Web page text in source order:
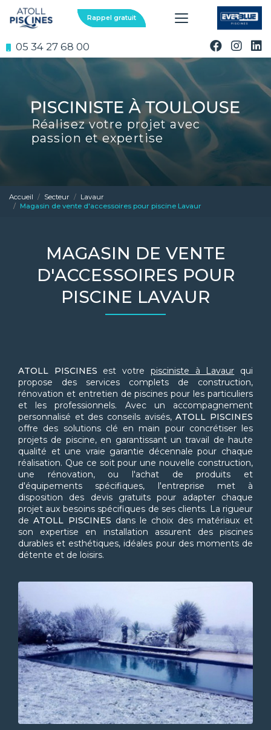
au
contenu
05 34 27 68 00
Rappel gratuit
Réalisez votre projet avec
passion et expertise
Accueil Secteur
Lavaur
Magasin de vente d'accessoires pour piscine Lavaur
MAGASIN DE VENTE
D'ACCESSOIRES POUR
PISCINE LAVAUR
ATOLL PISCINES est votre pisciniste à Lavaur qui
propose des services complets de construction,
rénovation et entretien de piscines pour les particuliers
et les professionnels. Avec un accompagnement
personnalisé et des conseils avisés,ATOLL PISCINES
offre des solutions clé en main pour concrétiser les
projets de piscine, en garantissant un travail de haute
qualité et une vraie garantie décennale pour chaque
réalisation. Que ce soit pour une nouvelle construction,
une rénovation, ou l'achat de produits et
d'équipements spécifiques, l'entreprise met à
disposition des devis gratuits pour adapter chaque
projet aux besoins spécifiques de ses clients. La rigueur
deATOLL PISCINES dans le choix des matériaux et
son expertise en installation assurent des piscines
durables et esthétiques, idéales pour des moments de
détente et de loisirs.